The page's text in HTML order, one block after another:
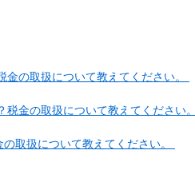
の取扱について教えてください。
金の取扱について教えてください。
取扱について教えてください。